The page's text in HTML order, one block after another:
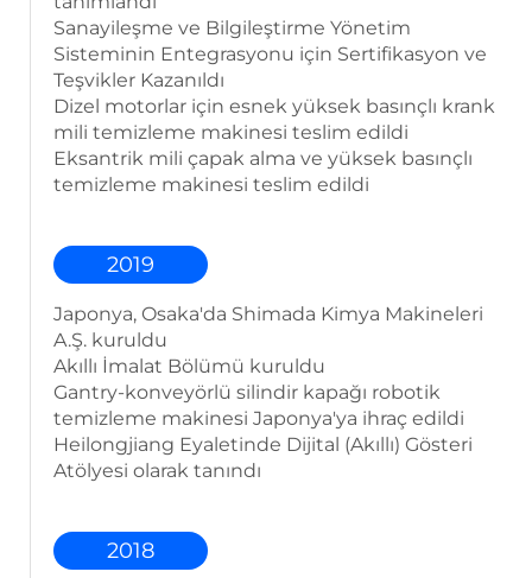
Sanayileşme ve Bilgileştirme Yönetim
Sisteminin Entegrasyonu için Sertifikasyon ve
Teşvikler Kazanıldı
Dizel motorlar için esnek yüksek basınçlı krank
mili temizleme makinesi teslim edildi
Eksantrik mili çapak alma ve yüksek basınçlı
temizleme makinesi teslim edildi
2019
Japonya, Osaka'da Shimada Kimya Makineleri
A.Ş. kuruldu
Akıllı İmalat Bölümü kuruldu
Gantry-konveyörlü silindir kapağı robotik
temizleme makinesi Japonya'ya ihraç edildi
Heilongjiang Eyaletinde Dijital (Akıllı) Gösteri
Atölyesi olarak tanındı
2018